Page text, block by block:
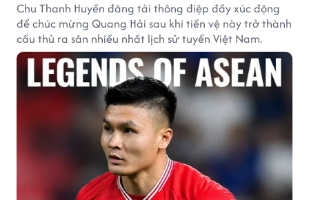
Chu Thanh Huyền đăng tải thông điệp đầy xúc động
để chúc mừng Quang Hải sau khi tiền vệ này trở thành
cầu thủ ra sân nhiều nhất lịch sử tuyển Việt Nam.